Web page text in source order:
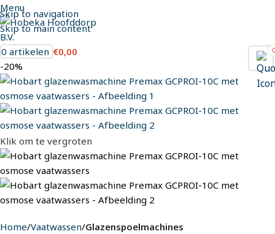
Skip to navigation
Skip to main content
Menu
0
0 artikelen €0,00
-20%
Klik om te vergroten
Home Vaatwassen Glazenspoelmachines